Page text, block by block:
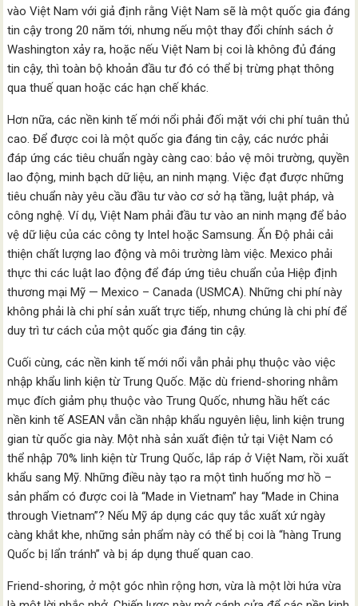
vào Việt Nam với giả định rằng Việt Nam sẽ là một quốc gia đáng
tin cậy trong 20 năm tới, nhưng nếu một thay đổi chính sách ở
Washington xảy ra, hoặc nếu Việt Nam bị coi là không đủ đáng
tin cậy, thì toàn bộ khoản đầu tư đó có thể bị trừng phạt thông
qua thuế quan hoặc các hạn chế khác.
Hơn nữa, các nền kinh tế mới nổi phải đối mặt với chi phí tuân thủ
cao. Để được coi là một quốc gia đáng tin cậy, các nước phải
đáp ứng các tiêu chuẩn ngày càng cao: bảo vệ môi trường, quyền
lao động, minh bạch dữ liệu, an ninh mạng. Việc đạt được những
tiêu chuẩn này yêu cầu đầu tư vào cơ sở hạ tầng, luật pháp, và
công nghệ. Ví dụ, Việt Nam phải đầu tư vào an ninh mạng để bảo
vệ dữ liệu của các công ty Intel hoặc Samsung. Ấn Độ phải cải
thiện chất lượng lao động và môi trường làm việc. Mexico phải
thực thi các luật lao động để đáp ứng tiêu chuẩn của Hiệp định
thương mại Mỹ — Mexico – Canada (USMCA). Những chi phí này
không phải là chi phí sản xuất trực tiếp, nhưng chúng là chi phí để
duy trì tư cách của một quốc gia đáng tin cậy.
Cuối cùng, các nền kinh tế mới nổi vẫn phải phụ thuộc vào việc
nhập khẩu linh kiện từ Trung Quốc. Mặc dù friend-shoring nhằm
mục đích giảm phụ thuộc vào Trung Quốc, nhưng hầu hết các
nền kinh tế ASEAN vẫn cần nhập khẩu nguyên liệu, linh kiện trung
gian từ quốc gia này. Một nhà sản xuất điện tử tại Việt Nam có
thể nhập 70% linh kiện từ Trung Quốc, lắp ráp ở Việt Nam, rồi xuất
khẩu sang Mỹ. Những điều này tạo ra một tình huống mơ hồ –
sản phẩm có được coi là “Made in Vietnam” hay “Made in China
through Vietnam”? Nếu Mỹ áp dụng các quy tắc xuất xứ ngày
càng khắt khe, những sản phẩm này có thể bị coi là “hàng Trung
Quốc bị lẩn tránh” và bị áp dụng thuế quan cao.
Friend-shoring, ở một góc nhìn rộng hơn, vừa là một lời hứa vừa